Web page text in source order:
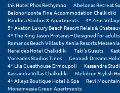
Παράλιο Άστρος
Πάργα
Παρνασσός
Πάρος
Πάτμος
Ink Hotel Phos Rethymno
Abelonas Retreat
Belohorizonte Fine Accommodation Chalkidiki
Pandora Studios & Apartments
4* Zeus
5* Avaton Luxury Beach Resort Relais &
4* The King Jason Protaras – Designed for adults
Romanos Beach Villas by Xenia Resorts Messenia
Nereides Hotel Chalkidiki
Taki's Guests
Voreades Studios Tinos
Gennadi Dreams
4* Lila Guesthouse Ermoupoli
Kassandra
Kassandra Villas Chalkidiki
Melidron Stylish
4* Alleys Boutique Hotel & Spa
Revi
Monemvasia Green Apartments